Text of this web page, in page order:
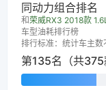
同动力组合排名
和荣威RX3 2018款
车型油耗排行榜
排行标准：统计车主数
第135名（共375